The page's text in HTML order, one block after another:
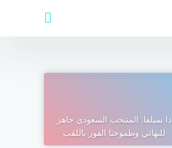
دا سيلفا: المنتخب السعودي جاهز
للنهائي وطموحنا الفوز باللقب